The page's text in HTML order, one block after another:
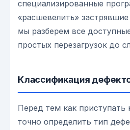
специализированные
«расшевелить»
мы разберем все
простых перезагрузок до
Классификация
Перед тем как
точно определить тип